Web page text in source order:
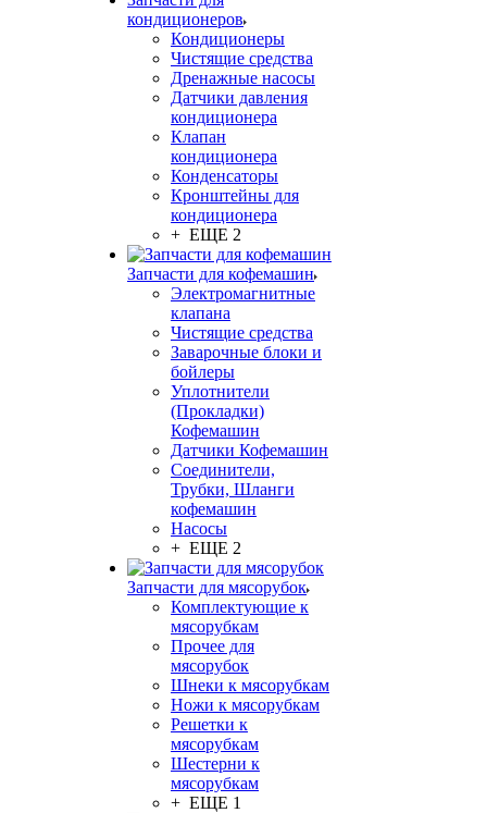
кондиционеров
Кондиционеры
Чистящие средства
Дренажные насосы
Датчики давления
кондиционера
Клапан
кондиционера
Конденсаторы
Кронштейны для
кондиционера
+ ЕЩЕ 2
Запчасти для кофемашин
Электромагнитные
клапана
Чистящие средства
Заварочные блоки и
бойлеры
Уплотнители
(Прокладки)
Кофемашин
Датчики Кофемашин
Соединители,
Трубки, Шланги
кофемашин
Насосы
+ ЕЩЕ 2
Запчасти для мясорубок
Комплектующие к
мясорубкам
Прочее для
мясорубок
Шнеки к мясорубкам
Ножи к мясорубкам
Решетки к
мясорубкам
Шестерни к
мясорубкам
+ ЕЩЕ 1